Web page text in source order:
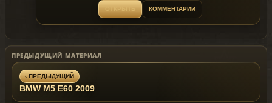
КОММЕНТАРИИ
ПРЕДЫДУЩИЙ МАТЕРИАЛ
‹ ПРЕДЫДУЩИЙ
BMW M5 E60 2009